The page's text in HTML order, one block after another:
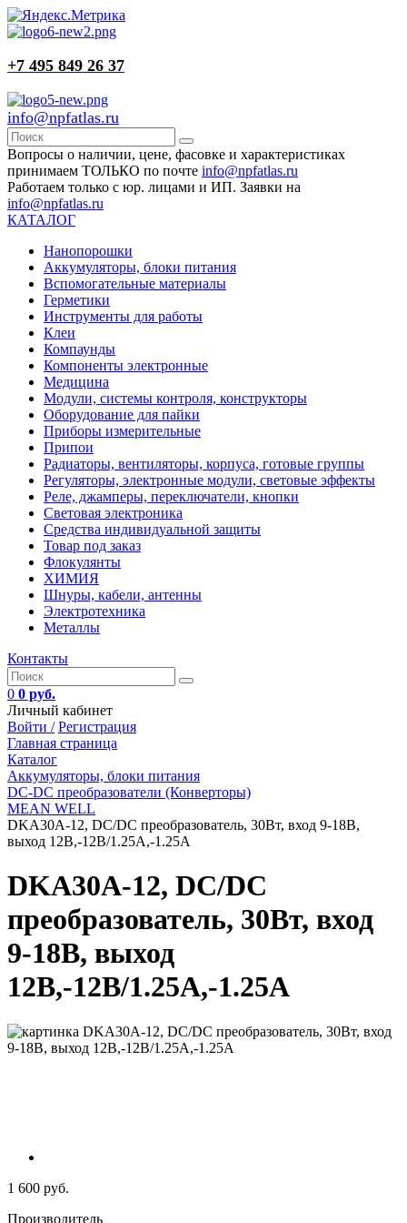
+7 495 849 26 37
info@npfatlas.ru
Вопросы о наличии, цене, фасовке и характеристиках
принимаем ТОЛЬКО по почте info@npfatlas.ru
Работаем только с юр. лицами и ИП. Заявки на
info@npfatlas.ru
КАТАЛОГ
Нанопорошки
Аккумуляторы, блоки питания
Вспомогательные материалы
Герметики
Инструменты для работы
Клеи
Компаунды
Компоненты электронные
Медицина
Модули, системы контроля, конструкторы
Оборудование для пайки
Приборы измерительные
Припои
Радиаторы, вентиляторы, корпуса, готовые группы
Регуляторы, электронные модули, световые эффекты
Реле, джамперы, переключатели, кнопки
Световая электроника
Средства индивидуальной защиты
Товар под заказ
Флокулянты
ХИМИЯ
Шнуры, кабели, антенны
Электротехника
Металлы
Контакты
0 0 руб.
Личный кабинет
Войти / Регистрация
Главная страница
Каталог
Аккумуляторы, блоки питания
DC-DC преобразователи (Конверторы)
MEAN WELL
DKA30A-12, DC/DC преобразователь, 30Вт, вход 9-18В,
выход 12В,-12В/1.25А,-1.25A
DKA30A-12, DC/DC
преобразователь, 30Вт, вход
9-18В, выход
12В,-12В/1.25А,-1.25A
1 600 руб.
Производитель